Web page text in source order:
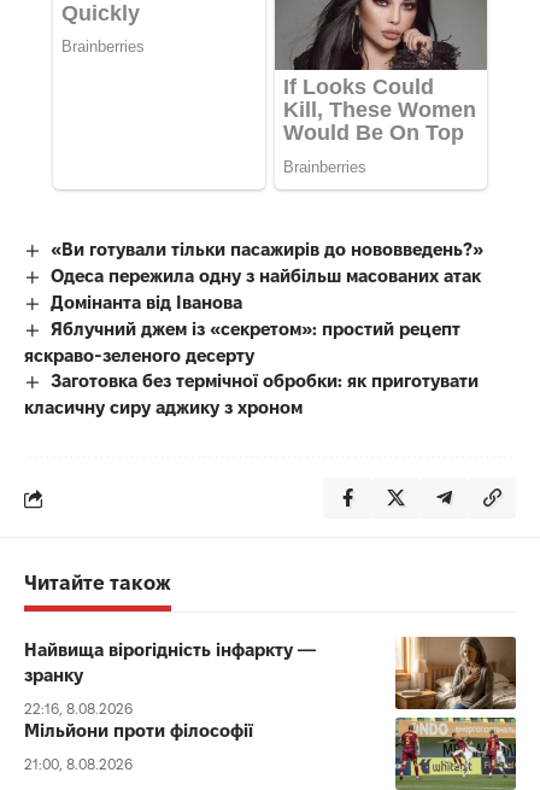
«Ви готували тільки пасажирів до нововведень?»
Одеса пережила одну з найбільш масованих атак
Домінанта від Іванова
Яблучний джем із «секретом»: простий рецепт
яскраво-зеленого десерту
Заготовка без термічної обробки: як приготувати
класичну сиру аджику з хроном
Читайте також
Найвища вірогідність інфаркту —
зранку
22:16, 8.08.2026
Мільйони проти філософії
21:00, 8.08.2026